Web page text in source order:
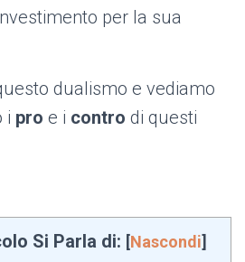
per la sua
dualismo e vediamo
i pro e i contro di questi
Si Parla di: [Nascondi]